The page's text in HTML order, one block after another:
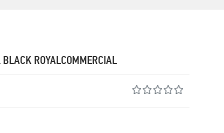
ROYALCOMMERCIAL